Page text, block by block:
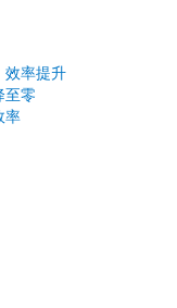
效率提升
至零
率